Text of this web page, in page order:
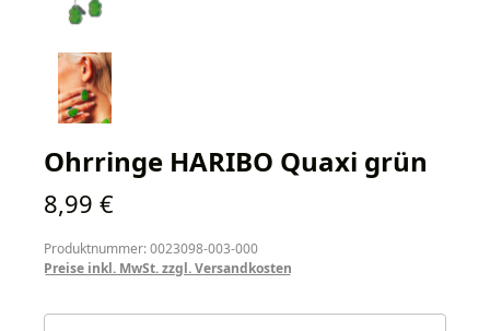
Ohrringe HARIBO Quaxi grün
Regulärer Preis:
8,99 €
Produktnummer: 0023098-003-000
Preise inkl. MwSt. zzgl. Versandkosten